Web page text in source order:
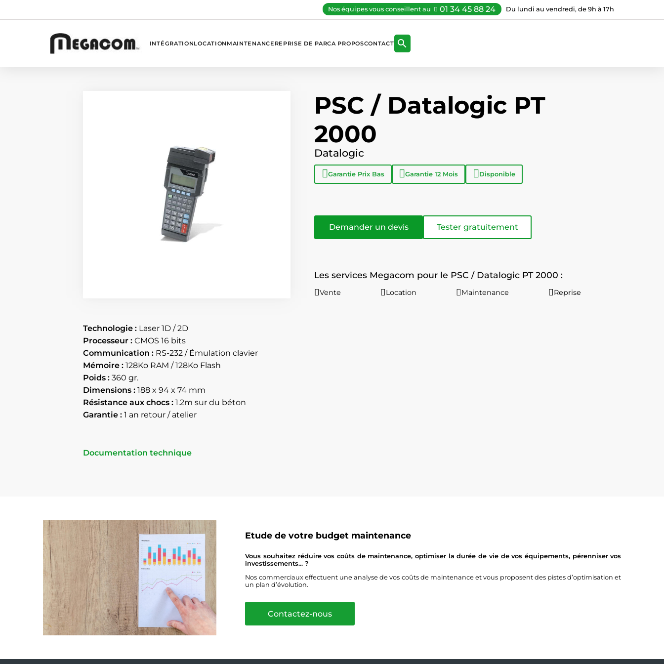
Nos équipes vous conseillent au 01 34 45 88 24 Du lundi au vendredi, de 9h à 17h
INTÉGRATIONLOCATION MAINTENANCE REPRISE DE PARCA PROPOSCONTACT 
PSC / Datalogic PT
2000
Datalogic
Garantie Prix Bas Garantie 12 Mois Disponible
Demander un devis Tester gratuitement
Les services Megacom pour le PSC / Datalogic PT 2000 :
Vente Location Maintenance Reprise
Technologie : Laser 1D / 2D
Processeur : CMOS 16 bits
Communication : RS-232 / Émulation clavier
Mémoire : 128Ko RAM / 128Ko Flash
Poids : 360 gr.
Dimensions : 188 x 94 x 74 mm
Résistance aux chocs : 1.2m sur du béton
Garantie : 1 an retour / atelier
Documentation technique
Etude de votre budget maintenance
Vous souhaitez réduire vos coûts de maintenance, optimiser la durée de vie de vos équipements, pérenniser vos
investissements... ?
Nos commerciaux effectuent une analyse de vos coûts de maintenance et vous proposent des pistes d’optimisation et
un plan d’évolution.
Contactez-nous